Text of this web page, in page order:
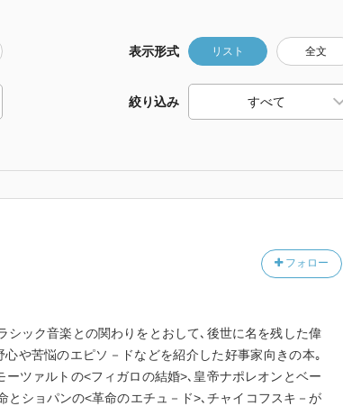
表示形式 リスト 全文
絞り込み
フォロー
シック音楽との関わりをとおして､後世に名を残した偉
や苦悩のエピソ－ドなどを紹介した好事家向きの本｡
ツァルトの<フィガロの結婚>､皇帝ナポレオンとベー
とショパンの<革命のエチュ－ド>､チャイコフスキ－が